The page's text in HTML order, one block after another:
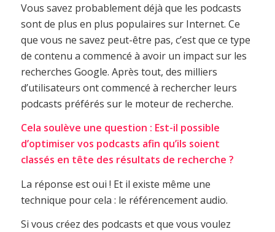
Vous savez probablement déjà que les podcasts
sont de plus en plus populaires sur Internet. Ce
que vous ne savez peut-être pas, c’est que ce type
de contenu a commencé à avoir un impact sur les
recherches Google. Après tout, des milliers
d’utilisateurs ont commencé à rechercher leurs
podcasts préférés sur le moteur de recherche.
Cela soulève une question : Est-il possible
d’optimiser vos podcasts afin qu’ils soient
classés en tête des résultats de recherche ?
La réponse est oui ! Et il existe même une
technique pour cela : le référencement audio.
Si vous créez des podcasts et que vous voulez